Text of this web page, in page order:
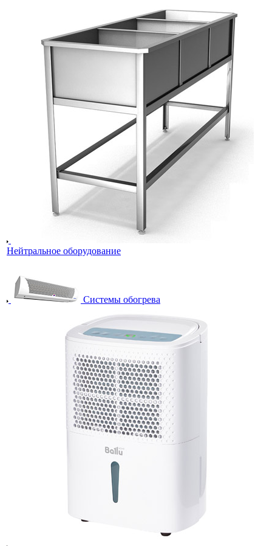
Нейтральное оборудование
Системы обогрева